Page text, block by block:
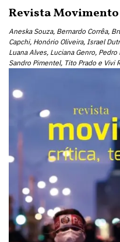
Revista Movimento
Aneska Souza, Bernardo Corrêa,
Capchi, Honório Oliveira, Israel
Luana Alves, Luciana Genro,
Sandro Pimentel, Tito Prado e Vivi